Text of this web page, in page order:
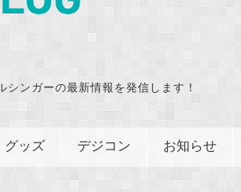
ンガーの最新情報を発信します！
グッズ デジコン お知らせ